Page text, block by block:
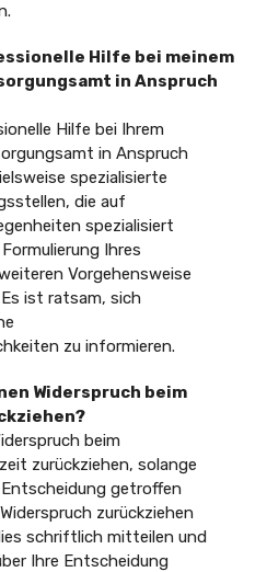
Hilfe bei meinem
in Anspruch
Hilfe bei Ihrem
in Anspruch
spezialisierte
die auf
spezialisiert
Ihres
Vorgehensweise
ist ratsam, sich
zu informieren.
Widerspruch beim
beim
zurückziehen, solange
getroffen
zurückziehen
schriftlich mitteilen und
Ihre Entscheidung